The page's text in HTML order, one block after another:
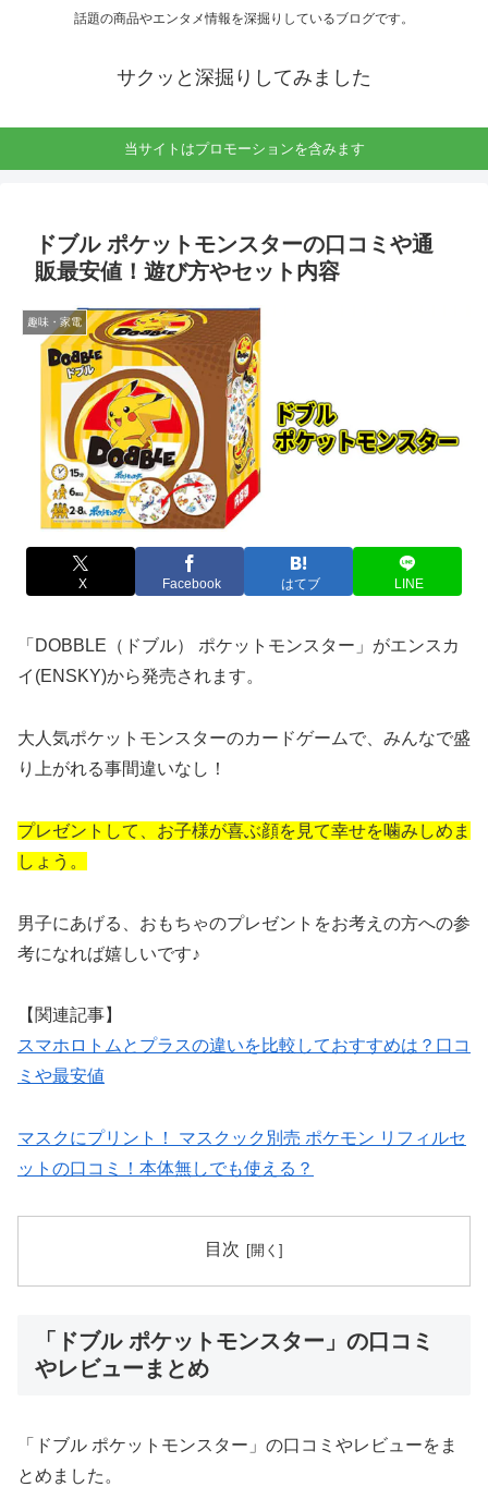
話題の商品やエンタメ情報を深掘りしているブログです。
サクッと深掘りしてみました
当サイトはプロモーションを含みます
ドブル ポケットモンスターの口コミや通
販最安値！遊び方やセット内容
趣味・家電
X Facebook はてブ LINE
「DOBBLE（ドブル） ポケットモンスター」がエンスカ
イ(ENSKY)から発売されます。
大人気ポケットモンスターのカードゲームで、みんなで盛
り上がれる事間違いなし！
プレゼントして、お子様が喜ぶ顔を見て幸せを噛みしめま
しょう。
男子にあげる、おもちゃのプレゼントをお考えの方への参
考になれば嬉しいです♪
【関連記事】
スマホロトムとプラスの違いを比較しておすすめは？口コ
ミや最安値
マスクにプリント！ マスクック別売 ポケモン リフィルセ
ットの口コミ！本体無しでも使える？
目次
「ドブル ポケットモンスター」の口コミ
やレビューまとめ
「ドブル ポケットモンスター」の口コミやレビューをま
とめました。